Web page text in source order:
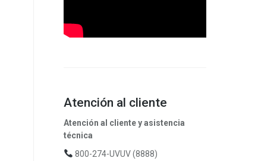
Atención al cliente
Atención al cliente y asistencia
técnica
800-274-UVUV (8888)